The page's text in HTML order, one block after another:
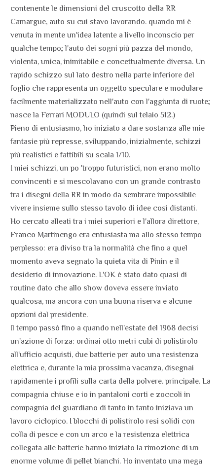
contenente le dimensioni del cruscotto della RR
Camargue, auto su cui stavo lavorando. quando mi è
venuta in mente un'idea latente a livello inconscio per
qualche tempo; l'auto dei sogni più pazza del mondo,
violenta, unica, inimitabile e concettualmente diversa. Un
rapido schizzo sul lato destro nella parte inferiore del
foglio che rappresenta un oggetto speculare e modulare
facilmente materializzato nell'auto con l'aggiunta di ruote;
nasce la Ferrari MODULO (quindi sul telaio 512.)
Pieno di entusiasmo, ho iniziato a dare sostanza alle mie
fantasie più represse, sviluppando, inizialmente, schizzi
più realistici e fattibili su scala 1/10.
I miei schizzi, un po 'troppo futuristici, non erano molto
convincenti e si mescolavano con un grande contrasto
tra i disegni della RR in modo da sembrare impossibile
vivere insieme sullo stesso tavolo di idee così distanti.
Ho cercato alleati tra i miei superiori e l'allora direttore,
Franco Martinengo era entusiasta ma allo stesso tempo
perplesso: era diviso tra la normalità che fino a quel
momento aveva segnato la quieta vita di Pinin e il
desiderio di innovazione. L'OK è stato dato quasi di
routine dato che allo show doveva essere inviato
qualcosa, ma ancora con una buona riserva e alcune
opzioni dal presidente.
Il tempo passò fino a quando nell'estate del 1968 decisi
un'azione di forza: ordinai otto metri cubi di polistirolo
all'ufficio acquisti, due batterie per auto una resistenza
elettrica e, durante la mia prossima vacanza, disegnai
rapidamente i profili sulla carta della polvere. principale. La
compagnia chiuse e io in pantaloni corti e zoccoli in
compagnia del guardiano di tanto in tanto iniziava un
lavoro ciclopico. I blocchi di polistirolo resi solidi con
colla di pesce e con un arco e la resistenza elettrica
collegata alle batterie hanno iniziato la rimozione di un
enorme volume di pellet bianchi. Ho inventato una mega